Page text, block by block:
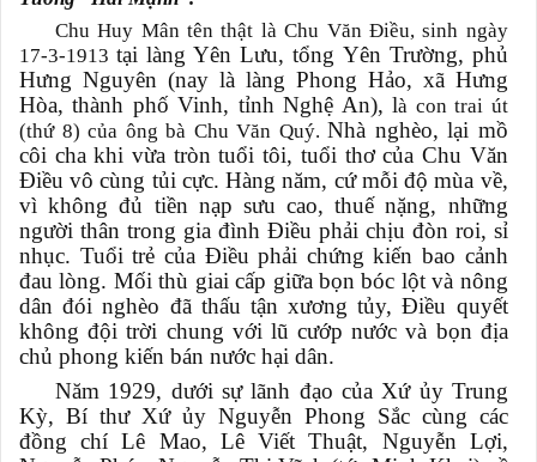
Chu Huy Mân tên thật là Chu Văn Điều, sinh ngày
17-3-1913tại làng Yên Lưu, tổng Yên Trường, phủ
Hưng Nguyên (nay là làng Phong Hảo, xã Hưng
Hòa, thành phố Vinh, tỉnh Nghệ An), là con trai út
(thứ 8) của ông bà Chu Văn Quý.Nhà nghèo, lại mồ
côi cha khi vừa tròn tuổi tôi, tuổi thơ của Chu Văn
Điều vô cùng tủi cực. Hàng năm, cứ mỗi độ mùa về,
vì không đủ tiền nạp sưu cao, thuế nặng, những
người thân trong gia đình Điều phải chịu đòn roi, sỉ
nhục. Tuổi trẻ của Điều phải chứng kiến bao cảnh
đau lòng. Mối thù giai cấp giữa bọn bóc lột và nông
dân đói nghèo đã thấu tận xương tủy, Điều quyết
không đội trời chung với lũ cướp nước và bọn địa
chủ phong kiến bán nước hại dân.
Năm 1929, dưới sự lãnh đạo của Xứ ủy Trung
Kỳ, Bí thư Xứ ủy Nguyễn Phong Sắc cùng các
đồng chí Lê Mao, Lê Viết Thuật, Nguyễn Lợi,